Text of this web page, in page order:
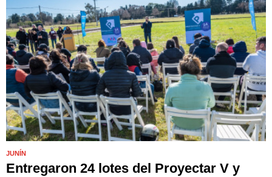
JUNÍN
Entregaron 24 lotes del Proyectar V y